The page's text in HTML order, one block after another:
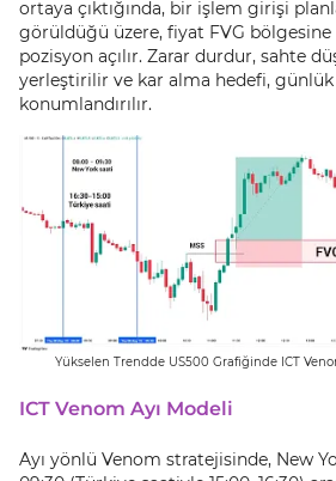
ortaya çıktığında, bir işlem girişi
görüldüğü üzere, fiyat FVG bölgesine
pozisyon açılır. Zarar durdur, sahte
yerleştirilir ve kar alma hedefi,
konumlandırılır.
Yükselen Trendde US500 Grafiğinde ICT
ICT Venom Ayı Modeli
Ayı yönlü Venom stratejisinde, New